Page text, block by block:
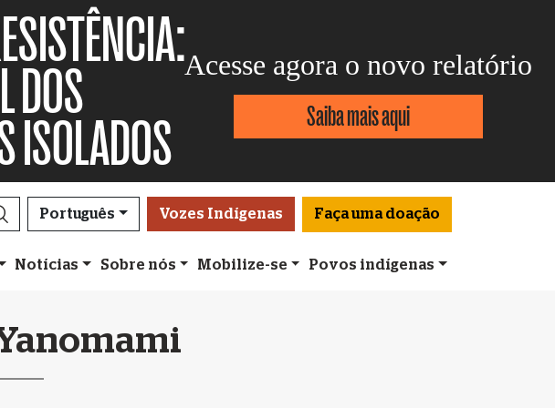
DOS
ISOLADOS
Acesse agora o novo relatório
Saiba mais aqui
Português Vozes Indígenas Faça uma doação
Notícias Sobre nós Mobilize-se Povos indígenas